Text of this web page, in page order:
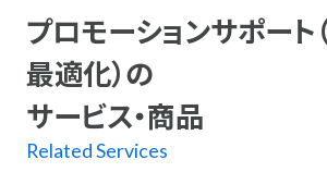
プロモーションサポート
最適化）の
サービス・商品
Related Services